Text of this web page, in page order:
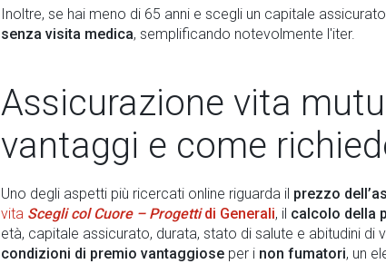
Inoltre, se hai meno di 65 anni e scegli un capitale
senza visita medica, semplificando notevolmente l'iter.
Assicurazione vita
vantaggi e come
Uno degli aspetti più ricercati online riguarda il prezzo
vita Scegli col Cuore – Progettidi Generali, il calcolo della
età, capitale assicurato, durata, stato di salute e abitudini di
condizioni di premio vantaggiose per i non fumatori, un